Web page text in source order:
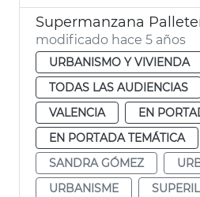
Supermanzana
modificado hace 5 años
URBANISMO Y VIVIENDA
TODAS LAS AUDIENCIAS
VALENCIA
EN
EN PORTADA TEMÁTICA
SANDRA GÓMEZ
URBANISME